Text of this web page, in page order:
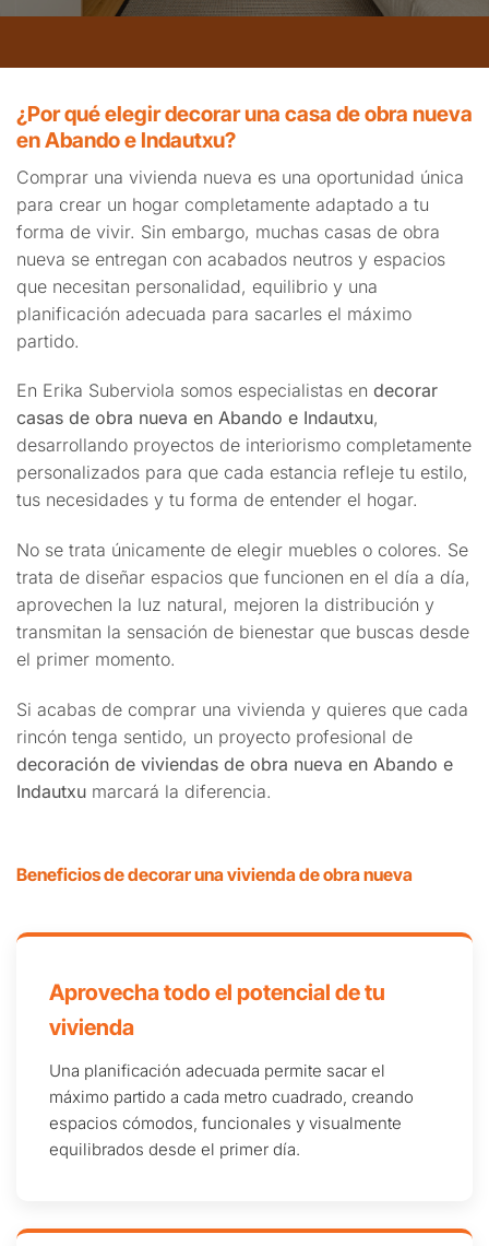
¿Por qué elegir decorar una casa de obra nueva
en Abando e Indautxu?
Comprar una vivienda nueva es una oportunidad única
para crear un hogar completamente adaptado a tu
forma de vivir. Sin embargo, muchas casas de obra
nueva se entregan con acabados neutros y espacios
que necesitan personalidad, equilibrio y una
planificación adecuada para sacarles el máximo
partido.
En Erika Suberviola somos especialistas en decorar
casas de obra nueva en Abando e Indautxu,
desarrollando proyectos de interiorismo completamente
personalizados para que cada estancia refleje tu estilo,
tus necesidades y tu forma de entender el hogar.
No se trata únicamente de elegir muebles o colores. Se
trata de diseñar espacios que funcionen en el día a día,
aprovechen la luz natural, mejoren la distribución y
transmitan la sensación de bienestar que buscas desde
el primer momento.
Si acabas de comprar una vivienda y quieres que cada
rincón tenga sentido, un proyecto profesional de
decoración de viviendas de obra nueva en Abando e
Indautxu marcará la diferencia.
Beneficios de decorar una vivienda de obra nueva
Aprovecha todo el potencial de tu
vivienda
Una planificación adecuada permite sacar el
máximo partido a cada metro cuadrado, creando
espacios cómodos, funcionales y visualmente
equilibrados desde el primer día.